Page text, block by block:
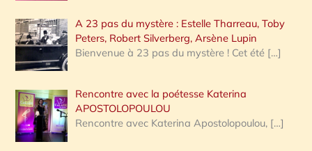
A 23 pas du mystère : Estelle Tharreau, Toby
Peters, Robert Silverberg, Arsène Lupin
Bienvenue à 23 pas du mystère ! Cet été […]
Rencontre avec la poétesse Katerina
APOSTOLOPOULOU
Rencontre avec Katerina Apostolopoulou, […]